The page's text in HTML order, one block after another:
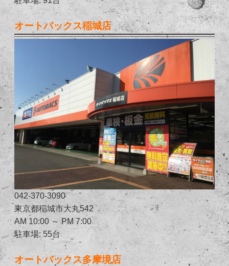
オートバックス稲城店
042-370-3090
東京都稲城市大丸542
AM 10:00 ～ PM 7:00
駐車場: 55台
オートバックス多摩境店